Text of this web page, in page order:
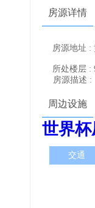
房源详情
房源地址 :
所处楼层 :
房源描述 :
周边设施